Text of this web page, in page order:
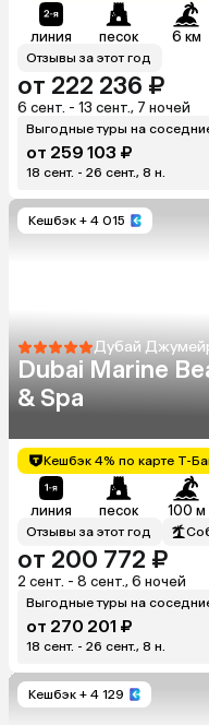
линия песок 6 км
Отзывы за этот год
от 222 236 ₽
6 сент. - 13 сент., 7 ночей
Выгодные туры на
от 259 103 ₽
18 сент. - 26 сент., 8 н.
Кешбэк + 4 015
Дубай
Dubai Marine
& Spa
Кешбэк 4% по карте Т-
линия песок 100 м
Отзывы за этот год
от 200 772 ₽
2 сент. - 8 сент., 6 ночей
Выгодные туры на
от 270 201 ₽
18 сент. - 26 сент., 8 н.
Кешбэк + 4 129